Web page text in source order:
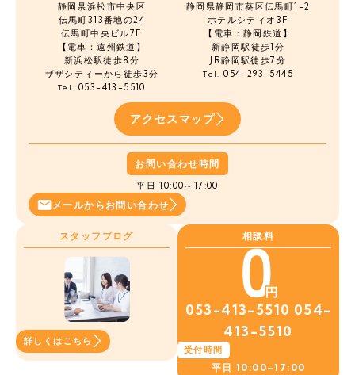
静岡県浜松市中央区
伝馬町313番地の24
伝馬町中央ビル7F
【電車：遠州鉄道】
新浜松駅徒歩8分
ザザシティーから徒歩3分
Tel. 053-413-5510
静岡県静岡市葵区伝馬町1-2
ホテルシティオ3F
【電車：静岡鉄道】
新静岡駅徒歩1分
JR静岡駅徒歩7分
Tel. 054-293-5445
アクセスマップ
お問い合わせ時間
平日 10:00～17:00
メールから お問い合わせ
スタッフブログ
詳しくはこちら
相談料
053-413-5510 054-
413-5510
受付時間
平日 10:00~17:00